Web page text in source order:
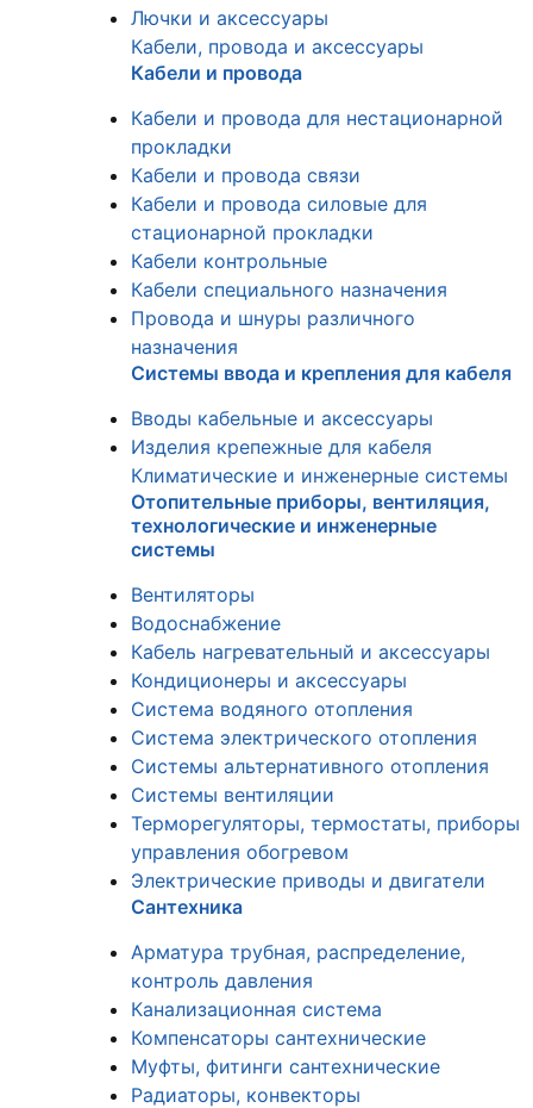
Лючки и аксессуары
Кабели, провода и аксессуары
Кабели и провода
Кабели и провода для нестационарной
прокладки
Кабели и провода связи
Кабели и провода силовые для
стационарной прокладки
Кабели контрольные
Кабели специального назначения
Провода и шнуры различного
назначения
Системы ввода и крепления для кабеля
Вводы кабельные и аксессуары
Изделия крепежные для кабеля
Климатические и инженерные системы
Отопительные приборы, вентиляция,
технологические и инженерные
системы
Вентиляторы
Водоснабжение
Кабель нагревательный и аксессуары
Кондиционеры и аксессуары
Система водяного отопления
Система электрического отопления
Системы альтернативного отопления
Системы вентиляции
Терморегуляторы, термостаты, приборы
управления обогревом
Электрические приводы и двигатели
Сантехника
Арматура трубная, распределение,
контроль давления
Канализационная система
Компенсаторы сантехнические
Муфты, фитинги сантехнические
Радиаторы, конвекторы